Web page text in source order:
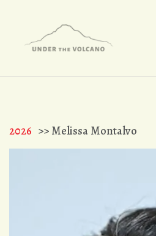
2026 >> Melissa Montalvo